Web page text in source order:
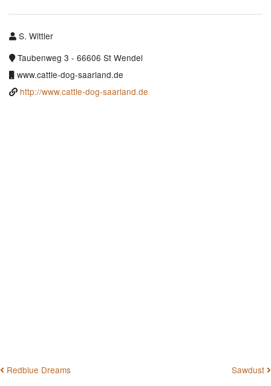
S. Wittler
Taubenweg 3 - 66606 St Wendel
www.cattle-dog-saarland.de
http://www.cattle-dog-saarland.de
BEITRAGSNAVIGATION
Redblue Dreams Sawdust